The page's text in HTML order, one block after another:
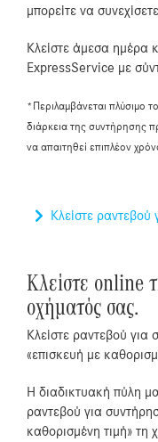
μπορείτε να
Κλείστε άμεσα ημέρα
ExpressService με
*Περιλαμβάνεται πλύσιμο
διάρκεια της συντήρησης
να απαιτηθεί επιπλέον
Κλείστε ραντεβού
Κλείστε online
οχήματός σας.
Κλείστε ραντεβού
«επισκευή με
Η διαδικτυακή πύλη
ραντεβού για
καθορισμένη τιμή» τη